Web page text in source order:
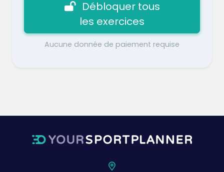
Débloquer tous
les exercices
Aucune donnée de paiement requise